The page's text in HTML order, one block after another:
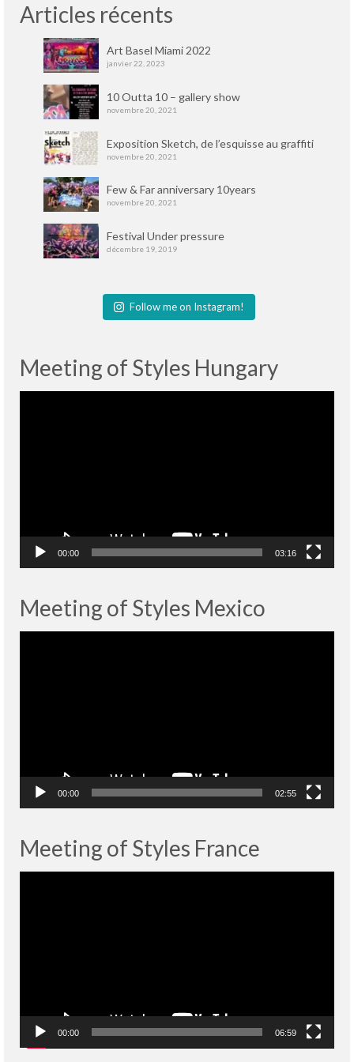
Articles récents
Art Basel Miami 2022
janvier 22, 2023
10 Outta 10 – gallery show
novembre 20, 2021
Exposition Sketch, de l’esquisse au graffiti
novembre 20, 2021
Few & Far anniversary 10years
novembre 20, 2021
Festival Under pressure
décembre 19, 2019
Follow me on Instagram!
Meeting of Styles Hungary
00:00 03:16
Meeting of Styles Mexico
00:00 02:55
Meeting of Styles France
00:00 06:59